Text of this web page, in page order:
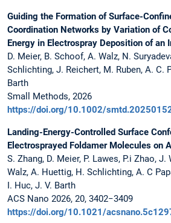
Guiding the Formation of Surface-
Coordination Networks by Variation of
Energy in Electrospray Deposition of an
D. Meier, B. Schoof, A. Walz, N.
Schlichting, J. Reichert, M. Ruben, A. C.
Barth
Small Methods, 2026
https://doi.org/10.1002/
Landing-Energy-Controlled Surface
Electrosprayed Foldamer Molecules on
S. Zhang, D. Meier, P. Lawes, P.i Zhao, J.
Walz, A. Huettig, H. Schlichting, A. C
I. Huc, J. V. Barth
ACS Nano 2026, 20, 3402−3409
https://doi.org/10.1021/